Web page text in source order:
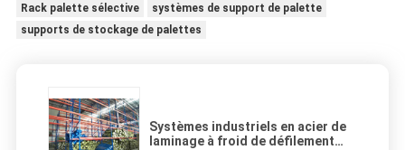
Rack palette sélective
systèmes de support de palette
supports de stockage de palettes
Systèmes industriels en acier de
laminage à froid de défilement